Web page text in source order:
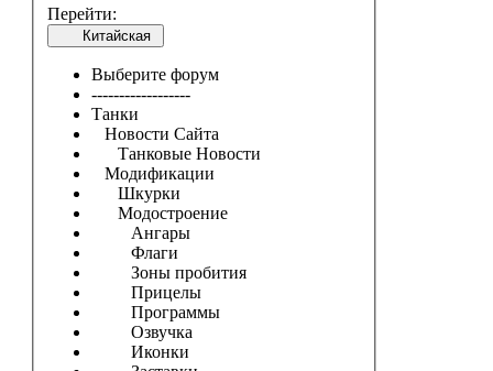
Перейти:
Китайская
Выберите форум
------------------
Танки
Новости Сайта
Танковые Новости
Модификации
Шкурки
Модостроение
Ангары
Флаги
Зоны пробития
Прицелы
Программы
Озвучка
Иконки